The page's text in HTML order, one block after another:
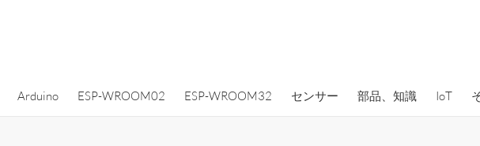
Arduino ESP-WROOM02 ESP-WROOM32 センサー 部品、知識 IoT